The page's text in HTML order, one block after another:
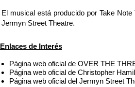
El musical está producido por Take
Jermyn Street Theatre.
Enlaces de Interés
Página web oficial de OVER THE
Página web oficial de Christopher
Página web oficial del Jermyn Street